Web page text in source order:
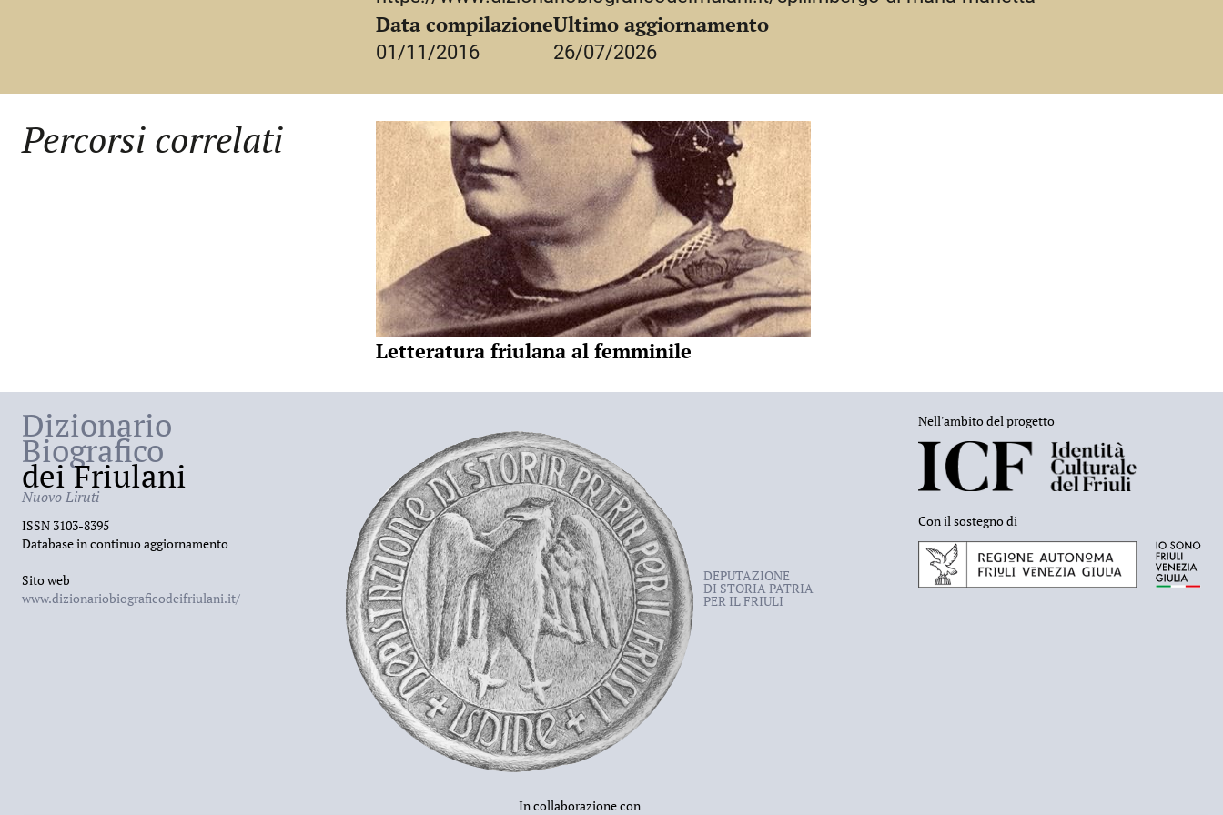
lettura dei suoi versi sulla base della trascrizione di Tommasi, non essendo
reperibili gli originali né essendo note le rime composte dopo il 1827. Carreri
presenta S. come una personalità appartenente per cultura al Settecento
arcadico, alla scuola di Vittorelli e Savioli, pur essendo vissuta nell’età romantica,
a cui i suoi versi – secondo lo studioso – apparterrebbero invece per la forza del
sentimento, per il contrasto tra ideale e reale. Non soltanto, ma le rime di S.
acquisterebbero maggior risalto nel contrasto con quelle di Giorgio di Polcenigo,
che «Pagine friulane» veniva pubblicando nello stesso periodo: da un lato la
sferzante ironia del conte nei confronti della società contemporanea, dall’altro il
chiudersi della contessa nel mondo dei sentimenti. Ne esce anche una proposta
di indagine sulla cultura letteraria femminile del primo Ottocento. Nel 1973 Arrigo
Sedran riprese sul «Barbacian» tra i medaglioni di spilimberghesi «di ieri e di
oggi», dopo Irene di Spilimbergo, la figura meno nota di Maria, rifacendosi
Data compilazione
01/11/2016
Ultimo aggiornamento
26/07/2026
Percorsi correlati
Letteratura friulana al femminile
Dizionario
Biografico
dei Friulani
Nuovo Liruti
ISSN 3103-8395
Database in continuo aggiornamento
Sito web
www.dizionariobiograficodeifriulani.it/
DEPUTAZIONE
DI STORIA PATRIA
PER IL FRIULI
In collaborazione con
Nell'ambito del progetto
Con il sostegno di